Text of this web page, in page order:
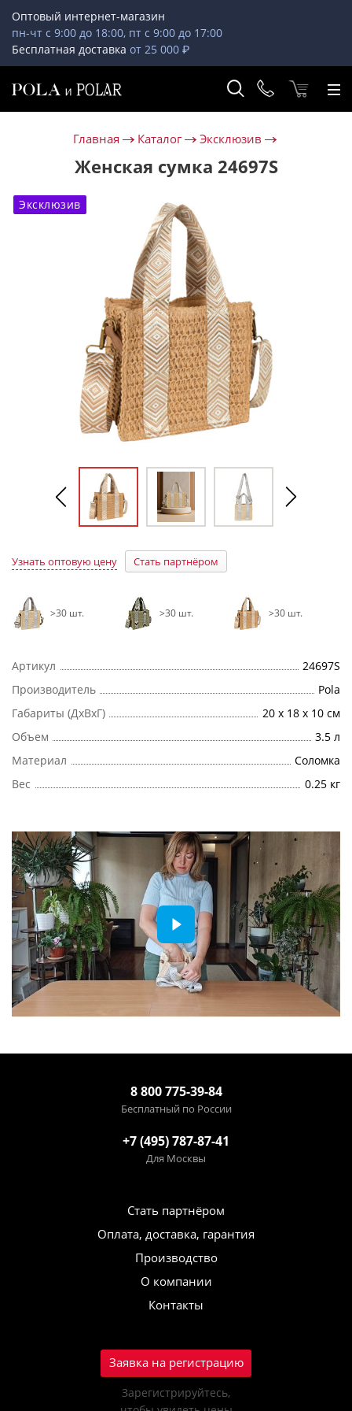
Оптовый интернет-магазин
пн-чт с 9:00 до 18:00, пт с 9:00 до 17:00
Бесплатная доставка от 25 000 ₽
Главная Каталог Эксклюзив
Женская сумка 24697S
Эксклюзив
Узнать оптовую цену Стать партнёром
>30 шт. >30 шт. >30 шт.
Артикул
24697S
Производитель
Pola
Габариты (ДхВхГ)
20 x 18 x 10 см
Объем
3.5 л
Материал
Соломка
Вес
0.25 кг
8 800 775-39-84
Бесплатный по России
+7 (495) 787-87-41
Для Москвы
Стать партнёром
Оплата, доставка, гарантия
Производство
О компании
Контакты
Заявка на регистрацию
Зарегистрируйтесь,